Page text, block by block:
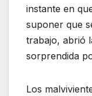
instante en
suponer que
trabajo, abrió
sorprendida
Los